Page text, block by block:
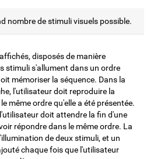
nombre de stimuli visuels possible.
disposés de manière
stimuli s'allument dans un ordre
mémoriser la séquence. Dans la
l'utilisateur doit reproduire la
même ordre qu'elle a été présentée.
doit attendre la fin d'une
répondre dans le même ordre. La
de deux stimuli, et un
chaque fois que l'utilisateur